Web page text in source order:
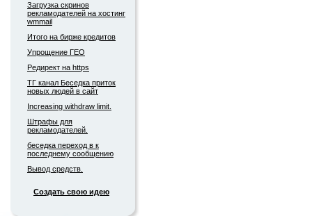
Загрузка скринов
рекламодателей на хостинг
wmmail
Итого на бирже кредитов
Упрощение ГЕО
Редирект на https
ТГ канал Беседка приток
новых людей в сайт
Increasing withdraw limit.
Штрафы для
рекламодателей.
беседка переход в к
последнему сообщению
Вывод средств.
Создать свою идею